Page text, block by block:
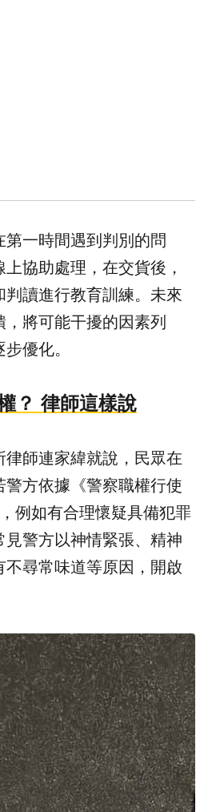
第一時間遇到判別的問
協助處理，在交貨後，
讀進行教育訓練。未來
將可能干擾的因素列
優化。
？ 律師這樣說
師連家緯就說，民眾在
方依據《警察職權行使
例如有合理懷疑具備犯罪
警方以神情緊張、精神
尋常味道等原因，開啟